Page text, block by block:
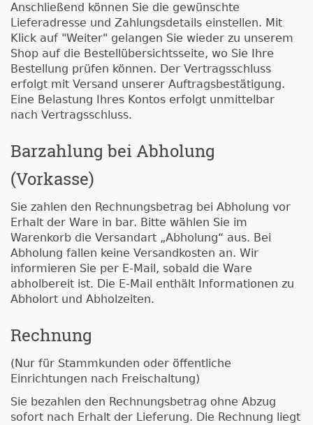
Anschließend können Sie die gewünschte
Lieferadresse und Zahlungsdetails einstellen. Mit
Klick auf "Weiter" gelangen Sie wieder zu unserem
Shop auf die Bestellübersichtsseite, wo Sie Ihre
Bestellung prüfen können. Der Vertragsschluss
erfolgt mit Versand unserer Auftragsbestätigung.
Eine Belastung Ihres Kontos erfolgt unmittelbar
nach Vertragsschluss.
Barzahlung bei Abholung
(Vorkasse)
Sie zahlen den Rechnungsbetrag bei Abholung vor
Erhalt der Ware in bar. Bitte wählen Sie im
Warenkorb die Versandart „Abholung“ aus. Bei
Abholung fallen keine Versandkosten an. Wir
informieren Sie per E-Mail, sobald die Ware
abholbereit ist. Die E-Mail enthält Informationen zu
Abholort und Abholzeiten.
Rechnung
(Nur für Stammkunden oder öffentliche
Einrichtungen nach Freischaltung)
Sie bezahlen den Rechnungsbetrag ohne Abzug
sofort nach Erhalt der Lieferung. Die Rechnung liegt